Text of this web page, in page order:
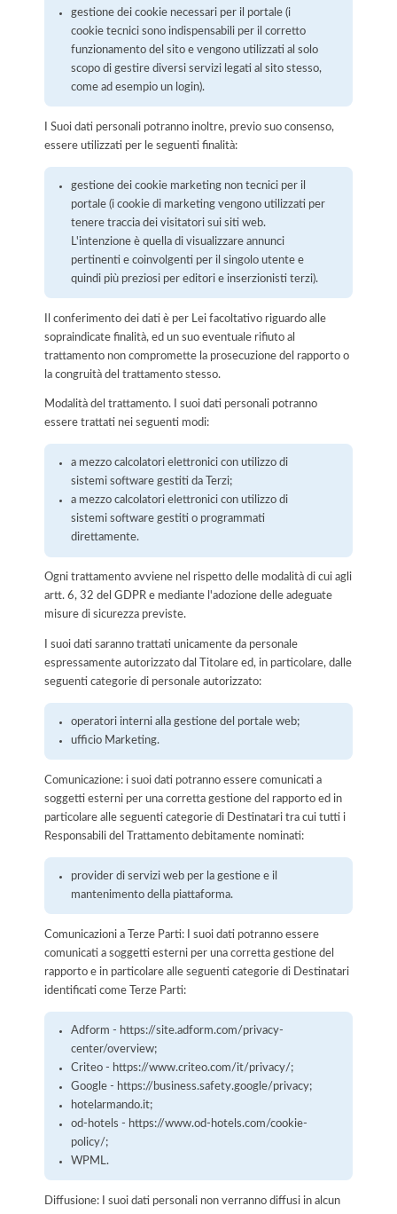
gestione dei cookie necessari per il portale (i
cookie tecnici sono indispensabili per il corretto
funzionamento del sito e vengono utilizzati al solo
scopo di gestire diversi servizi legati al sito stesso,
come ad esempio un login).
I Suoi dati personali potranno inoltre, previo suo consenso,
essere utilizzati per le seguenti finalità:
gestione dei cookie marketing non tecnici per il
portale (i cookie di marketing vengono utilizzati per
tenere traccia dei visitatori sui siti web.
L'intenzione è quella di visualizzare annunci
pertinenti e coinvolgenti per il singolo utente e
quindi più preziosi per editori e inserzionisti terzi).
Il conferimento dei dati è per Lei facoltativo riguardo alle
sopraindicate finalità, ed un suo eventuale rifiuto al
trattamento non compromette la prosecuzione del rapporto o
la congruità del trattamento stesso.
Modalità del trattamento. I suoi dati personali potranno
essere trattati nei seguenti modi:
a mezzo calcolatori elettronici con utilizzo di
sistemi software gestiti da Terzi;
a mezzo calcolatori elettronici con utilizzo di
sistemi software gestiti o programmati
direttamente.
Ogni trattamento avviene nel rispetto delle modalità di cui agli
artt. 6, 32 del GDPR e mediante l'adozione delle adeguate
misure di sicurezza previste.
I suoi dati saranno trattati unicamente da personale
espressamente autorizzato dal Titolare ed, in particolare, dalle
seguenti categorie di personale autorizzato:
operatori interni alla gestione del portale web;
ufficio Marketing.
Comunicazione: i suoi dati potranno essere comunicati a
soggetti esterni per una corretta gestione del rapporto ed in
particolare alle seguenti categorie di Destinatari tra cui tutti i
Responsabili del Trattamento debitamente nominati:
provider di servizi web per la gestione e il
mantenimento della piattaforma.
Comunicazioni a Terze Parti: I suoi dati potranno essere
comunicati a soggetti esterni per una corretta gestione del
rapporto e in particolare alle seguenti categorie di Destinatari
identificati come Terze Parti:
Adform - https://site.adform.com/privacy-
center/overview;
Criteo - https://www.criteo.com/it/privacy/;
Google - https://business.safety.google/privacy;
hotelarmando.it;
od-hotels - https://www.od-hotels.com/cookie-
policy/;
WPML.
Diffusione: I suoi dati personali non verranno diffusi in alcun